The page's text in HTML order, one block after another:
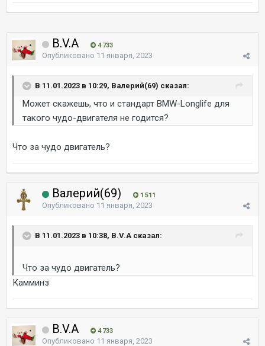
B.V.A 4 733
Опубликовано 11 января, 2023
В 11.01.2023 в 10:29, Валерий(69) сказал:
Может скажешь, что и стандарт BMW-Longlife для
такого чудо-двигателя не годится?
Что за чудо двигатель?
Валерий(69) 1 511
Опубликовано 11 января, 2023
В 11.01.2023 в 10:38, B.V.A сказал:
Что за чудо двигатель?
Камминз
B.V.A 4 733
Опубликовано 11 января, 2023